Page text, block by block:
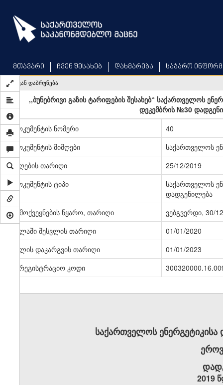
main
content
მთავარი ჩვენ შესახებ დახმარება საჯარო
უკან დაბრუნება
,,ბუნებრივი გაზის ტარიფების შესახებ“ საქართველოს
დეკემბრის №30
დოკუმენტის ნომერი
40
დოკუმენტის მიმღები
საქართველოს
მიღების თარიღი
25/12/2019
დოკუმენტის ტიპი
საქართველოს
დადგენილება
გამოქვეყნების წყარო, თარიღი
ვებგვერდი, 30/
ძალაში შესვლის თარიღი
01/01/2020
ძალის დაკარგვის თარიღი
01/01/2023
სარეგისტრაციო კოდი
საქართველოს
2019